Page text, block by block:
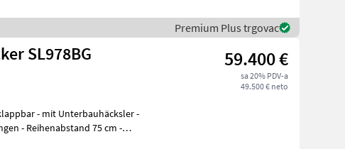
Premium Plus trgovac
SL978BG 59.400 €
sa 20% PDV-a
49.500 € neto
- Reihenabstand 75 cm -